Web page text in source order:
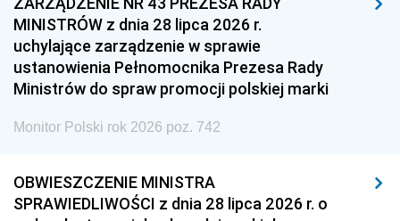
MINISTRÓW z dnia 28 lipca 2026 r.
uchylające zarządzenie w sprawie
ustanowienia Pełnomocnika Prezesa Rady
Ministrów do spraw promocji polskiej marki
Monitor Polski rok 2026 poz. 742
OBWIESZCZENIE MINISTRA
SPRAWIEDLIWOŚCI z dnia 28 lipca 2026 r. o